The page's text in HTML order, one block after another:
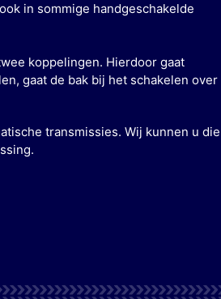
in sommige handgeschakelde
koppelingen. Hierdoor gaat
gaat de bak bij het schakelen over
transmissies. Wij kunnen u die